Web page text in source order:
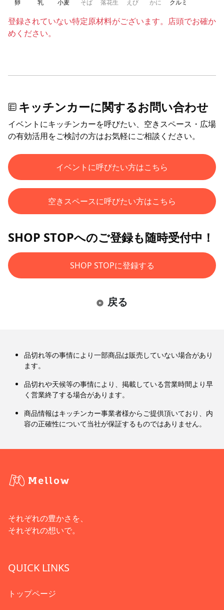
卵 乳 小麦 そば 落花生 えび かに クルミ
登録されていない特定原材料がございます。店頭でお確か
めください。
キッチンカーに関するお問い合わせ
イベントにキッチンカーを呼びたい、空きスペース・広場
の有効活用をご検討の方はお気軽にご相談ください。
イベントに呼びたい方はこちら
空きスペースに呼びたい方はこちら
SHOP STOPへのご登録も随時受付中！
SHOP STOPに登録する
戻る
品切れ等の事情により一部商品は販売していない場合があり
ます。
品切れや天候等の事情により、掲載している営業時間より早
く営業終了する場合があります。
商品情報はキッチンカー事業者様からご提供頂いており、内
容の正確性について当社が保証するものではありません。
それぞれの豊かさを、
それぞれの想いで。
QUICK LINKS
トップページ